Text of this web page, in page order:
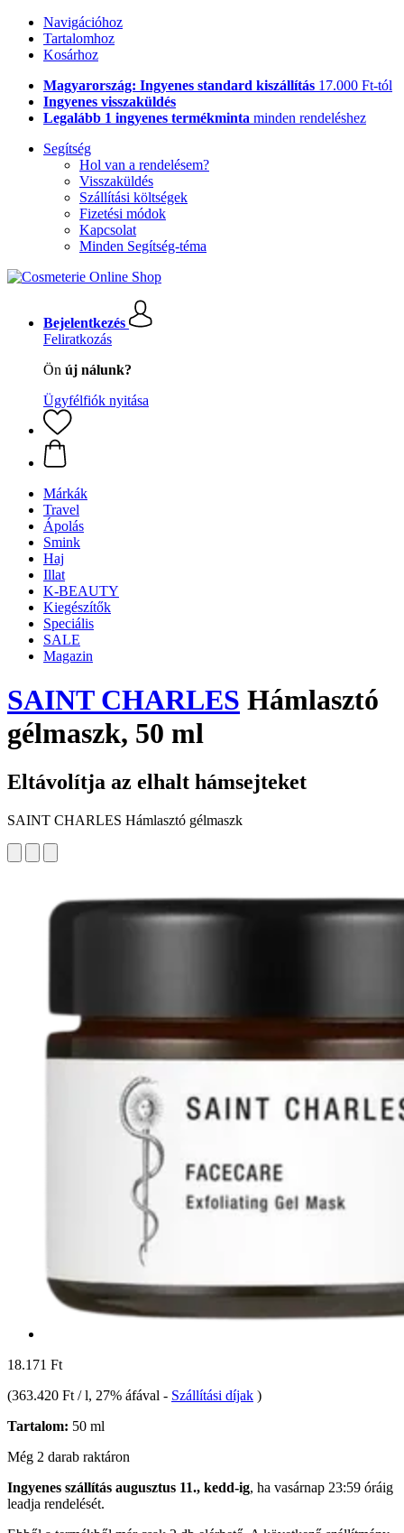
Navigációhoz
Tartalomhoz
Kosárhoz
Magyarország: Ingyenes standard kiszállítás 17.000 Ft-tól
Ingyenes visszaküldés
Legalább 1 ingyenes termékminta minden rendeléshez
Segítség
Hol van a rendelésem?
Visszaküldés
Szállítási költségek
Fizetési módok
Kapcsolat
Minden Segítség-téma
Bejelentkezés
Feliratkozás
Ön új nálunk?
Ügyfélfiók nyitása
Márkák
Travel
Ápolás
Smink
Haj
Illat
K-BEAUTY
Kiegészítők
Speciális
SALE
Magazin
SAINT CHARLES Hámlasztó
gélmaszk, 50 ml
Eltávolítja az elhalt hámsejteket
SAINT CHARLES Hámlasztó gélmaszk
18.171 Ft
(363.420 Ft / l, 27% áfával - Szállítási díjak )
Tartalom: 50 ml
Még 2 darab raktáron
Ingyenes szállítás augusztus 11., kedd-ig, ha vasárnap 23:59 óráig
leadja rendelését.